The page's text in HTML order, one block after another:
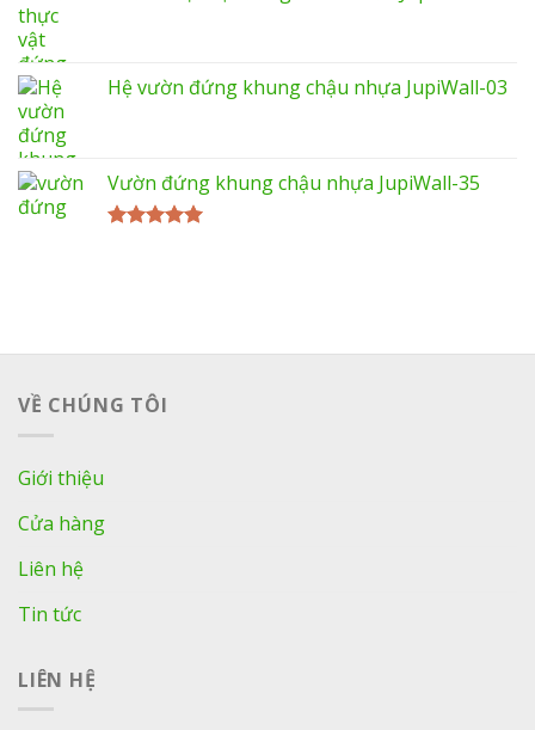
Hệ vườn đứng khung chậu nhựa JupiWall-03
Vườn đứng khung chậu nhựa JupiWall-35
VỀ CHÚNG TÔI
Giới thiệu
Cửa hàng
Liên hệ
Tin tức
LIÊN HỆ